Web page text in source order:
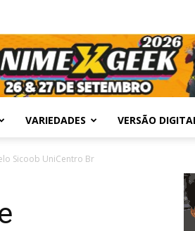
VARIEDADES VERSÃO
Sicoob UniCentro Br